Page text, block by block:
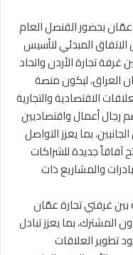
بحضور القنصل العام
الاتفاق المبدئي لتأسيس
تجارة الأردن واتحاد
العراق، ليكون منصة
الاقتصادية والتجارية
رجال أعمال واقتصاديين
بما يعزز التواصل
جديدة للشراكات
والمشاريع ذات
بين غرفتي تجارة عمّان
المشترك، بما يعزز تبادل
تطوير العلاقات